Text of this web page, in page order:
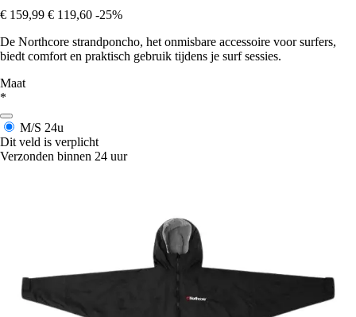
€ 159,99 € 119,60 -25%
De Northcore strandponcho, het onmisbare accessoire voor surfers,
biedt comfort en praktisch gebruik tijdens je surf sessies.
Maat
*
M/S 24u
Dit veld is verplicht
Verzonden binnen 24 uur